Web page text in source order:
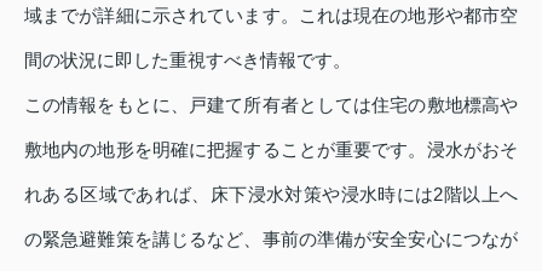
域までが詳細に示されています。これは現在の地形や都市空
間の状況に即した重視すべき情報です。
この情報をもとに、戸建て所有者としては住宅の敷地標高や
敷地内の地形を明確に把握することが重要です。浸水がおそ
れある区域であれば、床下浸水対策や浸水時には2階以上へ
の緊急避難策を講じるなど、事前の準備が安全安心につなが